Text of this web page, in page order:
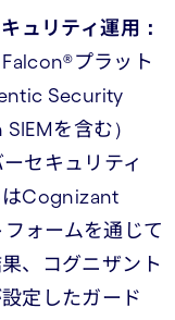
ュリティ運用：
プラット
Security
を含む）
セキュリティ
はCognizant
ォームを通じて
、コグニザント
定したガード